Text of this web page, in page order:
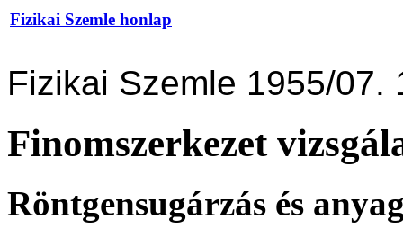
Fizikai Szemle honlap
Fizikai Szemle 1955/07.
Finomszerkezet
Röntgensugárzás és